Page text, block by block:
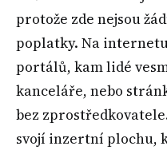
protože zde nejsou
poplatky. Na
portálů, kam lidé
kanceláře, nebo
bez
svojí inzertní plochu,